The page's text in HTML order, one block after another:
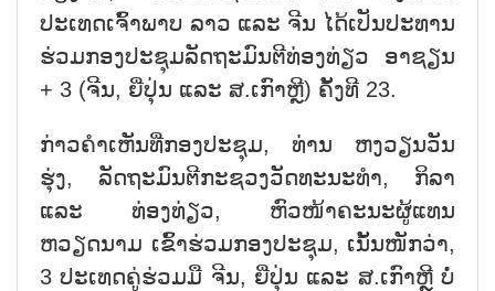
ປະເທດເຈົ້າພາບ ລາວ ແລະ ຈີນ ໄດ້ເປັນປະທານ
ຮ່ວມກອງປະຊຸມລັດຖະມົນຕີທ່ອງທ່ຽວ ອາຊຽນ
+ 3 (ຈີນ, ຍີ່ປຸ່ນ ແລະ ສ.ເກົາຫຼີ) ຄັ້ງທີ 23.
ກ່າວຄຳເຫັນທີ່ກອງປະຊຸມ, ທ່ານ ຫງວຽນວັນ
ຮຸ່ງ, ລັດຖະມົນຕີກະຊວງວັດທະນະທຳ, ກິລາ
ແລະ ທ່ອງທ່ຽວ, ຫົວໜ້າຄະນະຜູ້ແທນ
ຫວຽດນາມ ເຂົ້າຮ່ວມກອງປະຊຸມ, ເນັ້ນໜັກວ່າ,
3 ປະເທດຄູ່ຮ່ວມມື ຈີນ, ຍີ່ປຸ່ນ ແລະ ສ.ເກົາຫຼີ ບໍ່